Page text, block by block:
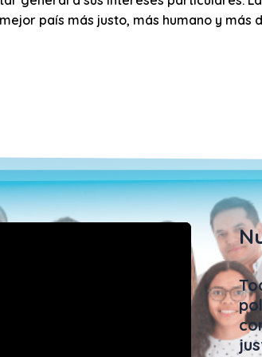
país más justo, más humano y